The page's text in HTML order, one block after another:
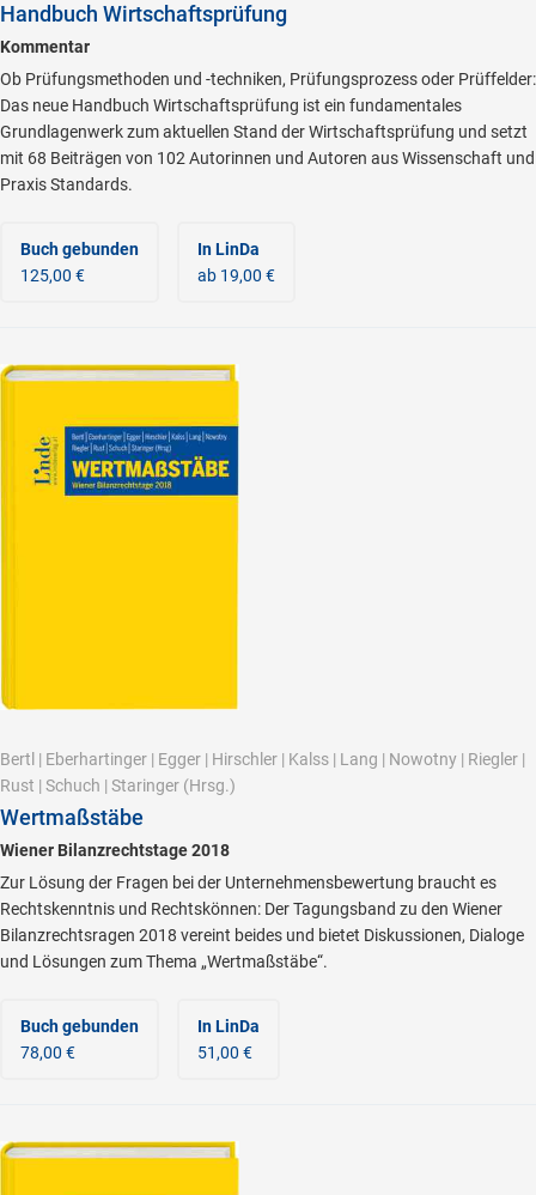
Handbuch Wirtschaftsprüfung
Kommentar
Ob Prüfungsmethoden und -techniken, Prüfungsprozess oder Prüffelder:
Das neue Handbuch Wirtschaftsprüfung ist ein fundamentales
Grundlagenwerk zum aktuellen Stand der Wirtschaftsprüfung und setzt
mit 68 Beiträgen von 102 Autorinnen und Autoren aus Wissenschaft und
Praxis Standards.
Buch gebunden
125,00 €
In LinDa
ab 19,00 €
Bertl | Eberhartinger | Egger | Hirschler | Kalss | Lang | Nowotny | Riegler |
Rust | Schuch | Staringer (Hrsg.)
Wertmaßstäbe
Wiener Bilanzrechtstage 2018
Zur Lösung der Fragen bei der Unternehmensbewertung braucht es
Rechtskenntnis und Rechtskönnen: Der Tagungsband zu den Wiener
Bilanzrechtsragen 2018 vereint beides und bietet Diskussionen, Dialoge
und Lösungen zum Thema „Wertmaßstäbe“.
Buch gebunden
78,00 €
In LinDa
51,00 €